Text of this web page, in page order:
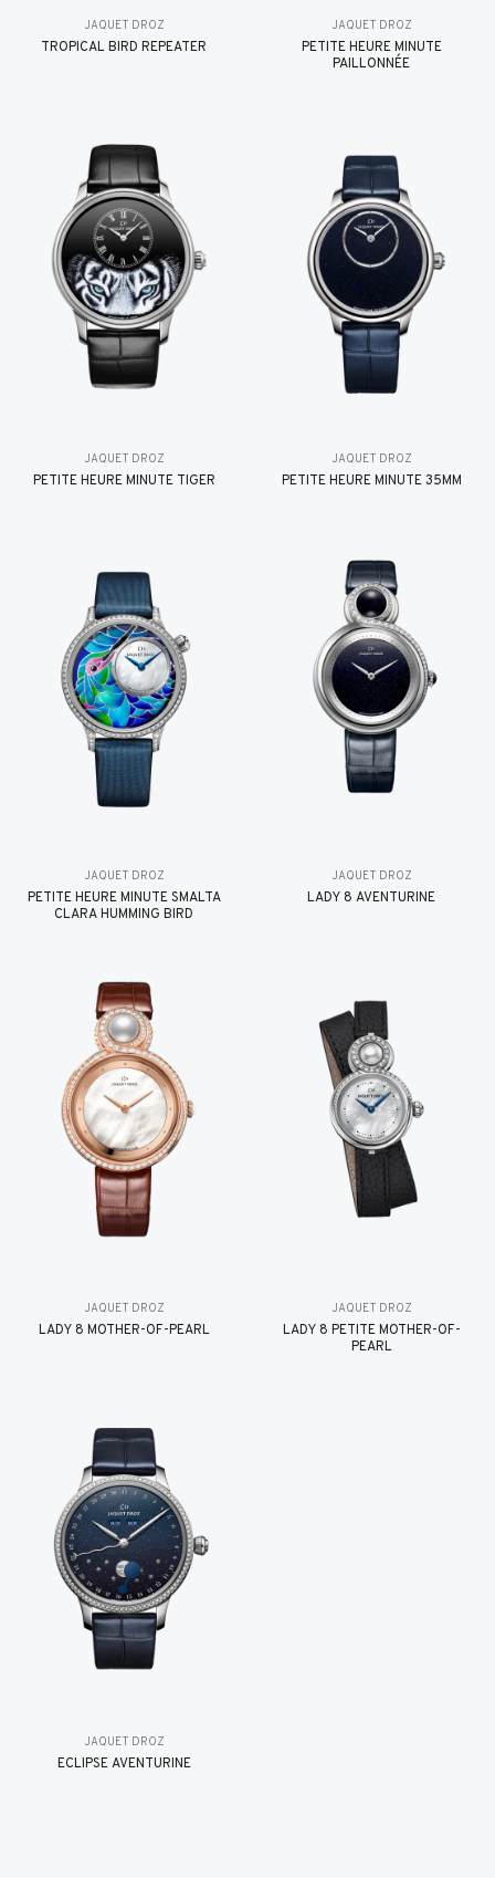
JAQUET DROZ
TROPICAL BIRD REPEATER
JAQUET DROZ
PETITE HEURE MINUTE
PAILLONNÉE
JAQUET DROZ
PETITE HEURE MINUTE TIGER
JAQUET DROZ
PETITE HEURE MINUTE 35MM
JAQUET DROZ
PETITE HEURE MINUTE SMALTA
CLARA HUMMING BIRD
JAQUET DROZ
LADY 8 AVENTURINE
JAQUET DROZ
LADY 8 MOTHER-OF-PEARL
JAQUET DROZ
LADY 8 PETITE MOTHER-OF-
PEARL
JAQUET DROZ
ÉCLIPSE AVENTURINE